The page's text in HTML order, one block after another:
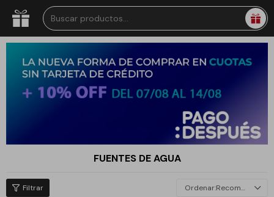
FUENTES DE AGUA
Recomendados